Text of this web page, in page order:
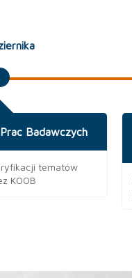
Badawczych
tematów
KOOB